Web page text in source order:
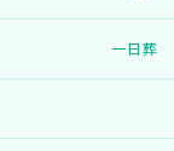
一日葬